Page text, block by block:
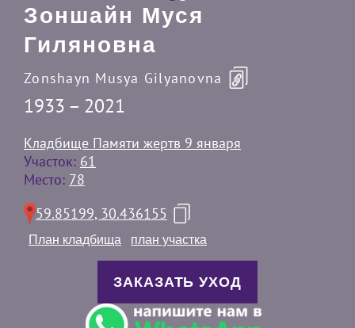
Зоншайн Муся
Гиляновна
Zonshayn Musya Gilyanovna
1933 – 2021
Кладбище Памяти жертв 9 января
Участок: 61
Место: 78
59.85199, 30.436155
План кладбища план участка
ЗАКАЗАТЬ УХОД